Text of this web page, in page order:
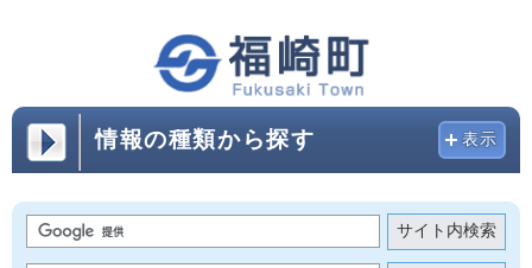
情報の種類から探す 表示
サイト内検索